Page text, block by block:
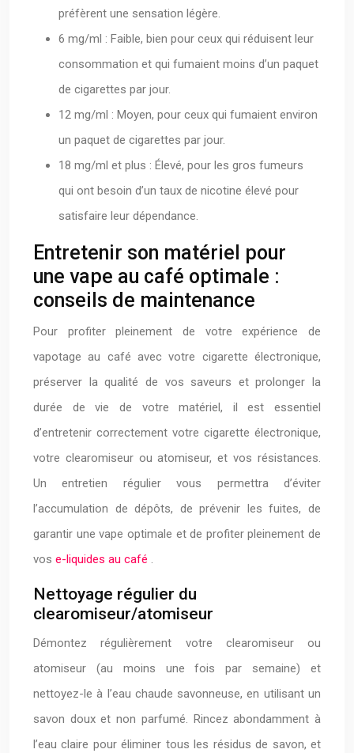
préfèrent une sensation légère.
6 mg/ml : Faible, bien pour ceux qui réduisent leur
consommation et qui fumaient moins d’un paquet
de cigarettes par jour.
12 mg/ml : Moyen, pour ceux qui fumaient environ
un paquet de cigarettes par jour.
18 mg/ml et plus : Élevé, pour les gros fumeurs
qui ont besoin d’un taux de nicotine élevé pour
satisfaire leur dépendance.
Entretenir son matériel pour
une vape au café optimale :
conseils de maintenance
Pour profiter pleinement de votre expérience de
vapotage au café avec votre cigarette électronique,
préserver la qualité de vos saveurs et prolonger la
durée de vie de votre matériel, il est essentiel
d’entretenir correctement votre cigarette électronique,
votre clearomiseur ou atomiseur, et vos résistances.
Un entretien régulier vous permettra d’éviter
l’accumulation de dépôts, de prévenir les fuites, de
garantir une vape optimale et de profiter pleinement de
vos e-liquides au café .
Nettoyage régulier du
clearomiseur/atomiseur
Démontez régulièrement votre clearomiseur ou
atomiseur (au moins une fois par semaine) et
nettoyez-le à l’eau chaude savonneuse, en utilisant un
savon doux et non parfumé. Rincez abondamment à
l’eau claire pour éliminer tous les résidus de savon, et